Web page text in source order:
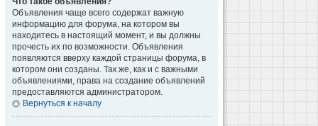
Объявления чаще всего содержат важную
информацию для форума, на котором вы
находитесь в настоящий момент, и вы должны
прочесть их по возможности. Объявления
появляются вверху каждой страницы форума, в
котором они созданы. Так же, как и с важными
объявлениями, права на создание объявлений
предоставляются администратором.
Вернуться к началу